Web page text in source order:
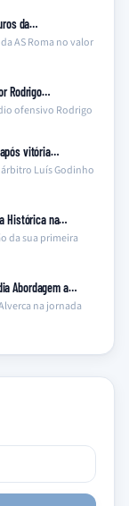
da…
AS Roma no valor
Rodrigo…
ofensivo Rodrigo
após vitória…
árbitro Luís Godinho
Histórica na…
da sua primeira
Abordagem a…
na jornada